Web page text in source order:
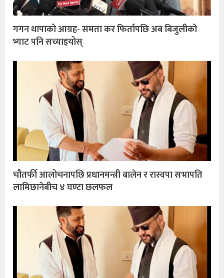
गगन थापाको आग्रह- समता कर फिर्तापछि अब बिजुलीको
भ्याट पनि सच्याइयोस्
चौतर्फी आलोचनापछि प्रधानमन्त्री बालेन र रास्वपा सभापति
लामिछानेबीच ४ घण्टा छलफल